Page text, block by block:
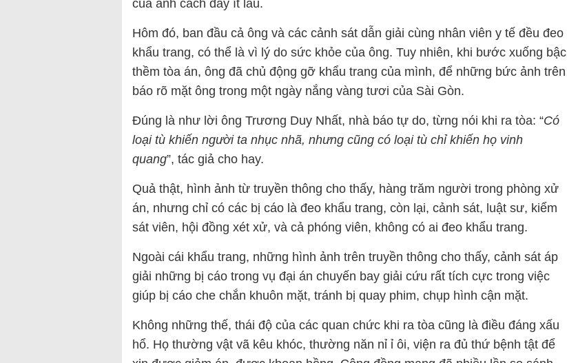
của anh cách đây ít lâu.
Hôm đó, ban đầu cả ông và các cảnh sát dẫn giải cùng nhân viên y tế đều đeo
khẩu trang, có thể là vì lý do sức khỏe của ông. Tuy nhiên, khi bước xuống bậc
thềm tòa án, ông đã chủ động gỡ khẩu trang của mình, để những bức ảnh trên
báo rõ mặt ông trong một ngày nắng vàng tươi của Sài Gòn.
Đúng là như lời ông Trương Duy Nhất, nhà báo tự do, từng nói khi ra tòa: “Có
loại tù khiến người ta nhục nhã, nhưng cũng có loại tù chỉ khiến họ vinh
quang”, tác giả cho hay.
Quả thật, hình ảnh từ truyền thông cho thấy, hàng trăm người trong phòng xử
án, nhưng chỉ có các bị cáo là đeo khẩu trang, còn lại, cảnh sát, luật sư, kiểm
sát viên, hội đồng xét xử, và cả phóng viên, không có ai đeo khẩu trang.
Ngoài cái khẩu trang, những hình ảnh trên truyền thông cho thấy, cảnh sát áp
giải những bị cáo trong vụ đại án chuyến bay giải cứu rất tích cực trong việc
giúp bị cáo che chắn khuôn mặt, tránh bị quay phim, chụp hình cận mặt.
Không những thế, thái độ của các quan chức khi ra tòa cũng là điều đáng xấu
hổ. Họ thường vật vã kêu khóc, thường năn nỉ ỉ ôi, viện ra đủ thứ bệnh tật để